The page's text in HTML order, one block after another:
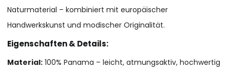
Naturmaterial – kombiniert mit europäischer
Handwerkskunst und modischer Originalität.
Eigenschaften & Details:
Material: 100% Panama – leicht, atmungsaktiv, hochwertig